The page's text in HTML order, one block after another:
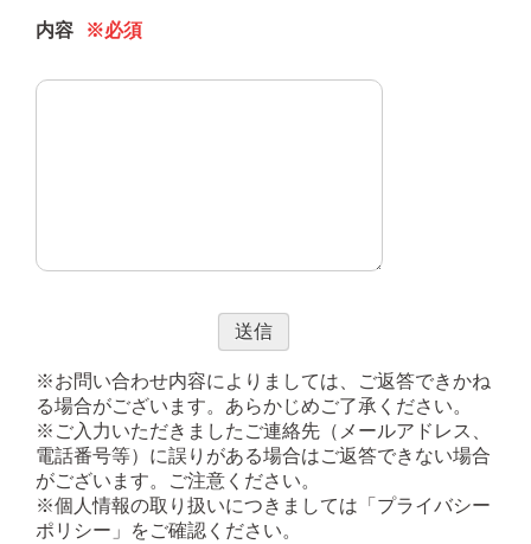
内容 ※必須
※お問い合わせ内容によりましては、ご返答できかね
る場合がございます。あらかじめご了承ください。
※ご入力いただきましたご連絡先（メールアドレス、
電話番号等）に誤りがある場合はご返答できない場合
がございます。ご注意ください。
※個人情報の取り扱いにつきましては「プライバシー
ポリシー」をご確認ください。